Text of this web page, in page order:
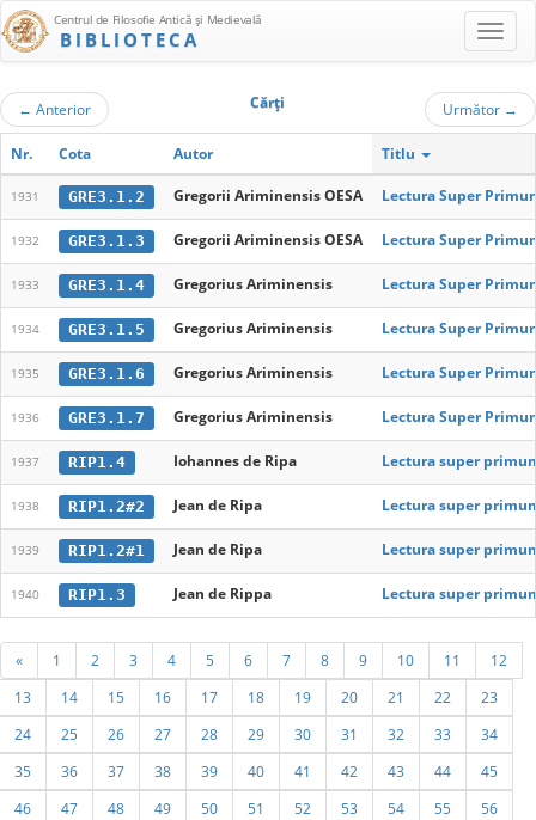
Centrul de Filosofie Antică şi Medievală
BIBLIOTECA
← Anterior Cărţi Următor →
Nr. Cota Autor Titlu
1931 GRE3.1.2 Gregorii Ariminensis OESA Lectura Super
1932 GRE3.1.3 Gregorii Ariminensis OESA Lectura Super
1933 GRE3.1.4 Gregorius Ariminensis Lectura Super
1934 GRE3.1.5 Gregorius Ariminensis Lectura Super
1935 GRE3.1.6 Gregorius Ariminensis Lectura Super
1936 GRE3.1.7 Gregorius Ariminensis Lectura Super
1937 RIP1.4 Iohannes de Ripa Lectura super
1938 RIP1.2#2 Jean de Ripa Lectura super
1939 RIP1.2#1 Jean de Ripa Lectura super
1940 RIP1.3 Jean de Rippa Lectura super
« 1 2 3 4 5 6 7 8 9 10 11
12
13
14 15 16 17 18 19 20 21 22
23
24
25 26 27 28 29 30 31 32 33
34
35
36 37 38 39 40 41 42 43 44
45
46
47 48 49 50 51 52 53 54 55
56